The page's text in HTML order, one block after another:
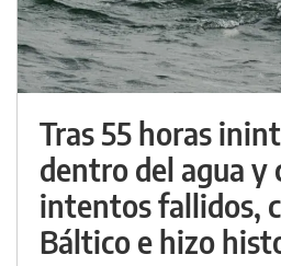
Tras 55 horas
dentro del agua y
intentos fallidos,
Báltico e hizo